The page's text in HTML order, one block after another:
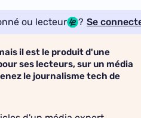
ou lecteur ? Se
il est le produit d'une
ses lecteurs, sur un média
le journalisme tech de